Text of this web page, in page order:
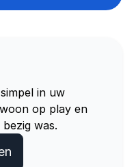
in uw
op play en
was.